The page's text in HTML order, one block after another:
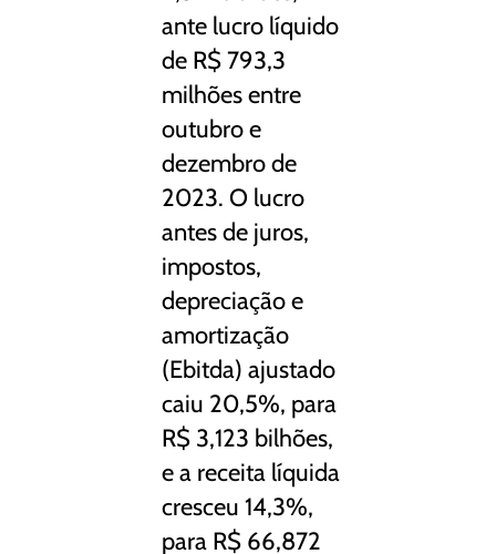
ante lucro líquido
de R$ 793,3
milhões entre
outubro e
dezembro de
2023. O lucro
antes de juros,
impostos,
depreciação e
amortização
(Ebitda) ajustado
caiu 20,5%, para
R$ 3,123 bilhões,
e a receita líquida
cresceu 14,3%,
para R$ 66,872